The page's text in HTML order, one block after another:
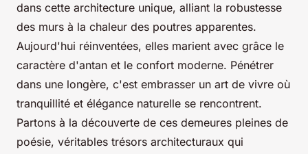
dans cette architecture unique, alliant la robustesse
des murs à la chaleur des poutres apparentes.
Aujourd'hui réinventées, elles marient avec grâce le
caractère d'antan et le confort moderne. Pénétrer
dans une longère, c'est embrasser un art de vivre où
tranquillité et élégance naturelle se rencontrent.
Partons à la découverte de ces demeures pleines de
poésie, véritables trésors architecturaux qui